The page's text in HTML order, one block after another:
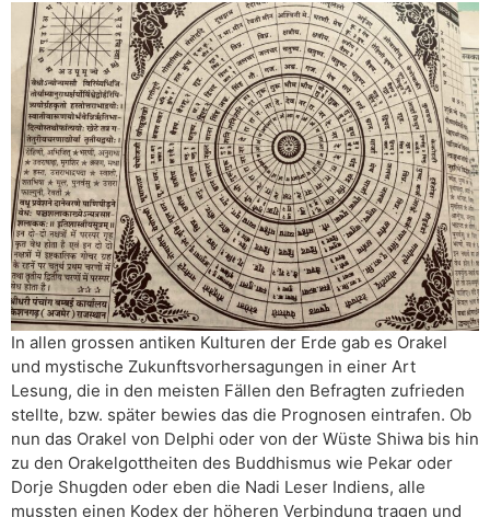
In allen grossen antiken Kulturen der Erde gab es Orakel
und mystische Zukunftsvorhersagungen in einer Art
Lesung, die in den meisten Fällen den Befragten zufrieden
stellte, bzw. später bewies das die Prognosen eintrafen. Ob
nun das Orakel von Delphi oder von der Wüste Shiwa bis hin
zu den Orakelgottheiten des Buddhismus wie Pekar oder
Dorje Shugden oder eben die Nadi Leser Indiens, alle
mussten einen Kodex der höheren Verbindung tragen und